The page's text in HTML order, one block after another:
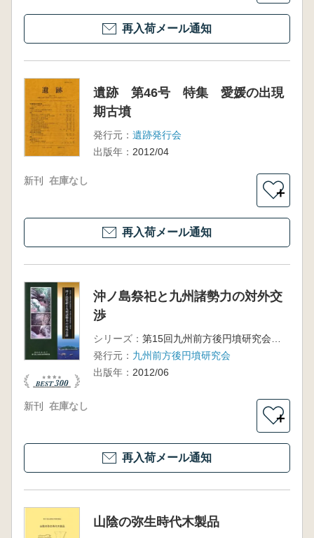
再入荷メール通知
遺跡 第46号 特集 愛媛の出現
期古墳
発行元： 遺跡発行会
出版年： 2012/04
新刊 在庫なし
＋
再入荷メール通知
沖ノ島祭祀と九州諸勢力の対外交
渉
シリーズ：
第15回九州前方後円墳研究会 北九州大会発表要旨・資料集
発行元： 九州前方後円墳研究会
出版年： 2012/06
新刊 在庫なし
＋
再入荷メール通知
山陰の弥生時代木製品